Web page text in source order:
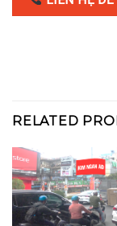
RELATED